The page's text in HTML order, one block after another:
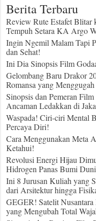
Berita Terbaru
Review Rute Estafet Blitar
Tempuh Setara KA Argo
Ingin Ngemil Malam Tapi
dan Sehat!
Ini Dia Sinopsis Film
Gelombang Baru Drakor
Romansa yang
Sinopsis dan Pemeran
Ancaman Ledakkan di
Waspada! Ciri-ciri Mental
Percaya Diri!
Cara Menggunakan Meta
Ketahui!
Revolusi Energi Hijau
Hidrogen Panas Bumi
Ini 8 Jurusan Kuliah yang
dari Arsitektur hingga
GEGER! Satelit
yang Mengubah Total